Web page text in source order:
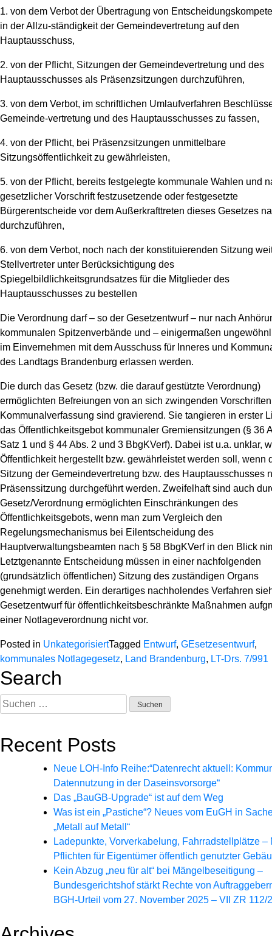
1. von dem Verbot der Übertragung von
in der Allzu-ständigkeit der Gemeindevertretung auf den
Hauptausschuss,
2. von der Pflicht, Sitzungen der Gemeindevertretung und des
Hauptausschusses als Präsenzsitzungen durchzuführen,
3. von dem Verbot, im schriftlichen Umlaufverfahren
Gemeinde-vertretung und des Hauptausschusses zu fassen,
4. von der Pflicht, bei Präsenzsitzungen unmittelbare
Sitzungsöffentlichkeit zu gewährleisten,
5. von der Pflicht, bereits festgelegte kommunale Wahlen und
gesetzlicher Vorschrift festzusetzende oder festgesetzte
Bürgerentscheide vor dem Außerkrafttreten dieses Gesetzes
durchzuführen,
6. von dem Verbot, noch nach der konstituierenden Sitzung
Stellvertreter unter Berücksichtigung des
Spiegelbildlichkeitsgrundsatzes für die Mitglieder des
Hauptausschusses zu bestellen
Die Verordnung darf – so der Gesetzentwurf – nur nach
kommunalen Spitzenverbände und – einigermaßen
im Einvernehmen mit dem Ausschuss für Inneres und
des Landtags Brandenburg erlassen werden.
Die durch das Gesetz (bzw. die darauf gestützte Verordnung)
ermöglichten Befreiungen von an sich zwingenden
Kommunalverfassung sind gravierend. Sie tangieren in erster
das Öffentlichkeitsgebot kommunaler Gremiensitzungen (§ 36
Satz 1 und § 44 Abs. 2 und 3 BbgKVerf). Dabei ist u.a. unklar,
Öffentlichkeit hergestellt bzw. gewährleistet werden soll, wenn
Sitzung der Gemeindevertretung bzw. des Hauptausschusses
Präsenssitzung durchgeführt werden. Zweifelhaft sind auch
Gesetz/Verordnung ermöglichten Einschränkungen des
Öffentlichkeitsgebots, wenn man zum Vergleich den
Regelungsmechanismus bei Eilentscheidung des
Hauptverwaltungsbeamten nach § 58 BbgKVerf in den Blick
Letztgenannte Entscheidung müssen in einer nachfolgenden
(grundsätzlich öffentlichen) Sitzung des zuständigen Organs
genehmigt werden. Ein derartiges nachholendes Verfahren
Gesetzentwurf für öffentlichkeitsbeschränkte Maßnahmen
einer Notlageverordnung nicht vor.
Posted in UnkategorisiertTagged Entwurf, GEsetzesentwurf,
kommunales Notlagegesetz, Land Brandenburg, LT-Drs. 7/991
Search
Suchen
nach:
Recent Posts
Neue LOH-Info Reihe:“Datenrecht aktuell:
Datennutzung in der Daseinsvorsorge“
Das „BauGB-Upgrade“ ist auf dem Weg
Was ist ein „Pastiche“? Neues vom EuGH in
„Metall auf Metall“
Ladepunkte, Vorverkabelung, Fahrradstellplätze –
Pflichten für Eigentümer öffentlich genutzter
Kein Abzug „neu für alt“ bei Mängelbeseitigung –
Bundesgerichtshof stärkt Rechte von
BGH-Urteil vom 27. November 2025 – VII ZR 112/